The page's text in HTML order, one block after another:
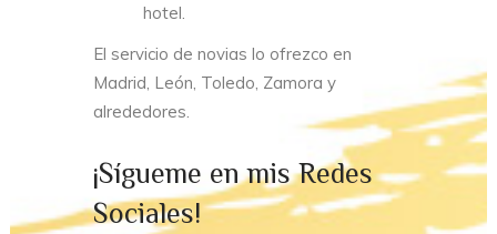
hotel.
El servicio de novias lo ofrezco en
Madrid, León, Toledo, Zamora y
alrededores.
¡Sígueme en mis Redes
Sociales!